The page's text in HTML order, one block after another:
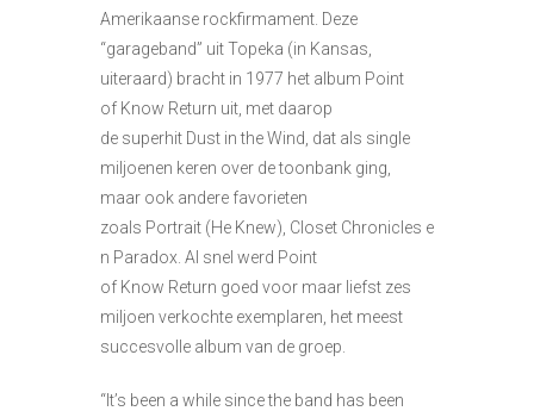
Amerikaanse rockfirmament. Deze
“garageband” uit Topeka (in Kansas,
uiteraard) bracht in 1977 het album Point
of Know Return uit, met daarop
de superhit Dust in the Wind, dat als single
miljoenen keren over de toonbank ging,
maar ook andere favorieten
zoals Portrait (He Knew), Closet Chronicles e
n Paradox. Al snel werd Point
of Know Return goed voor maar liefst zes
miljoen verkochte exemplaren, het meest
succesvolle album van de groep.
“It’s been a while since the band has been